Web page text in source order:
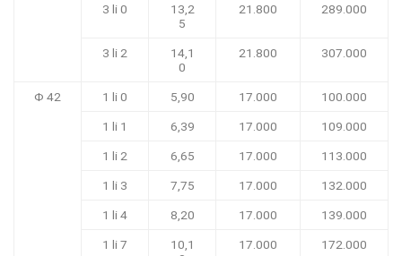
3 li 0
13,2
5
21.800 289.000
3 li 2
14,1
0
21.800 307.000
Φ 42 1 li 0 5,90 17.000 100.000
1 li 1 6,39 17.000 109.000
1 li 2 6,65 17.000 113.000
1 li 3 7,75 17.000 132.000
1 li 4 8,20 17.000 139.000
1 li 7
10,1
17.000 172.000